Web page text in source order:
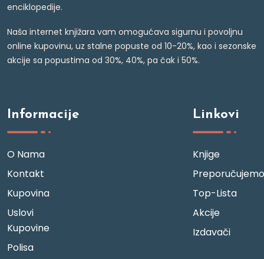
enciklopedije.
Naša internet knjižara vam omogućava sigurnu i povoljnu
online kupovinu, uz stalne popuste od 10-20%, kao i sezonske
akcije sa popustima od 30%, 40%, pa čak i 50%.
Informacije
O Nama
Kontakt
Kupovina
Uslovi
Kupovine
Polisa
Linkovi
Knjige
Preporučujemo
Top-Lista
Akcije
Izdavači